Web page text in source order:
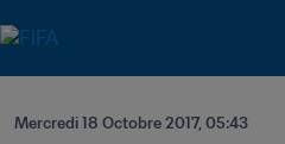
Mercredi 18 Octobre 2017, 05:43